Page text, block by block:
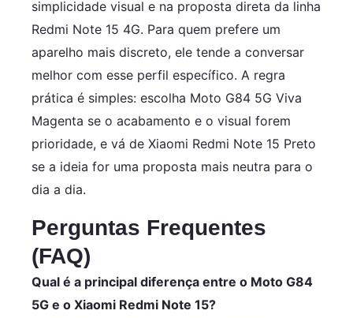
simplicidade visual e na proposta direta da linha
Redmi Note 15 4G. Para quem prefere um
aparelho mais discreto, ele tende a conversar
melhor com esse perfil específico. A regra
prática é simples: escolha Moto G84 5G Viva
Magenta se o acabamento e o visual forem
prioridade, e vá de Xiaomi Redmi Note 15 Preto
se a ideia for uma proposta mais neutra para o
dia a dia.
Perguntas Frequentes
(FAQ)
Qual é a principal diferença entre o Moto G84
5G e o Xiaomi Redmi Note 15?